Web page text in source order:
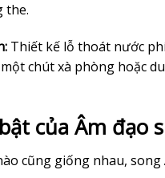
the.
Thiết kế lỗ thoát nước
chút xà phòng hoặc
của Âm đạo
cũng giống nhau, song